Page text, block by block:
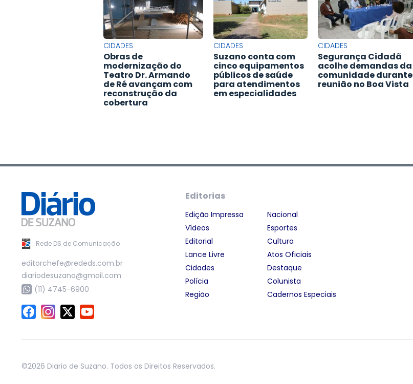
CIDADES
Obras de
modernização do
Teatro Dr. Armando
de Ré avançam com
reconstrução da
cobertura
CIDADES
Suzano conta com
cinco equipamentos
públicos de saúde
para atendimentos
em especialidades
CIDADES
Segurança Cidadã
acolhe demandas da
comunidade durante
reunião no Boa Vista
Rede DS de Comunicação
editorchefe@rededs.com.br
diariodesuzano@gmail.com
(11) 4745-6900
Editorias
Edição Impressa
Vídeos
Editorial
Lance Livre
Cidades
Polícia
Região
Nacional
Esportes
Cultura
Atos Oficiais
Destaque
Colunista
Cadernos Especiais
©2026 Diario de Suzano. Todos os Direitos Reservados.